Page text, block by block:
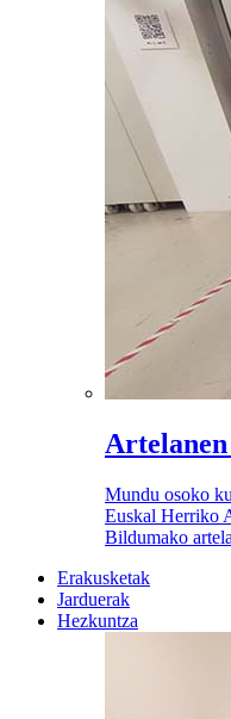
Mundu osoko
Euskal Herriko
Bildumako
Erakusketak
Jarduerak
Hezkuntza